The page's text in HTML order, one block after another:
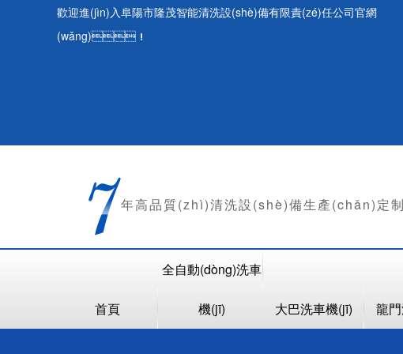
歡迎進(jìn)入阜陽市隆茂智能清洗設(shè)備有限責(zé)任公司官網
(wǎng)！
年高品質(zhì)清洗設(shè)備生產(chǎn)定制
首頁
全自動(dòng)洗車
機(jī) 大巴洗車機(jī) 龍